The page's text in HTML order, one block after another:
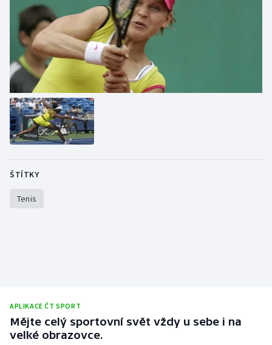
ŠTÍTKY
Tenis
APLIKACE ČT SPORT
Mějte celý sportovní svět vždy u sebe i na
velké obrazovce.